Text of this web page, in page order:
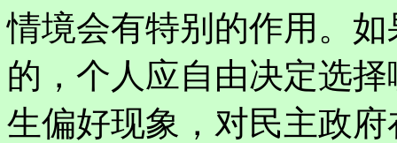
情境会有特别的作用。
的，个人应自由决定选
生偏好现象，对民主政